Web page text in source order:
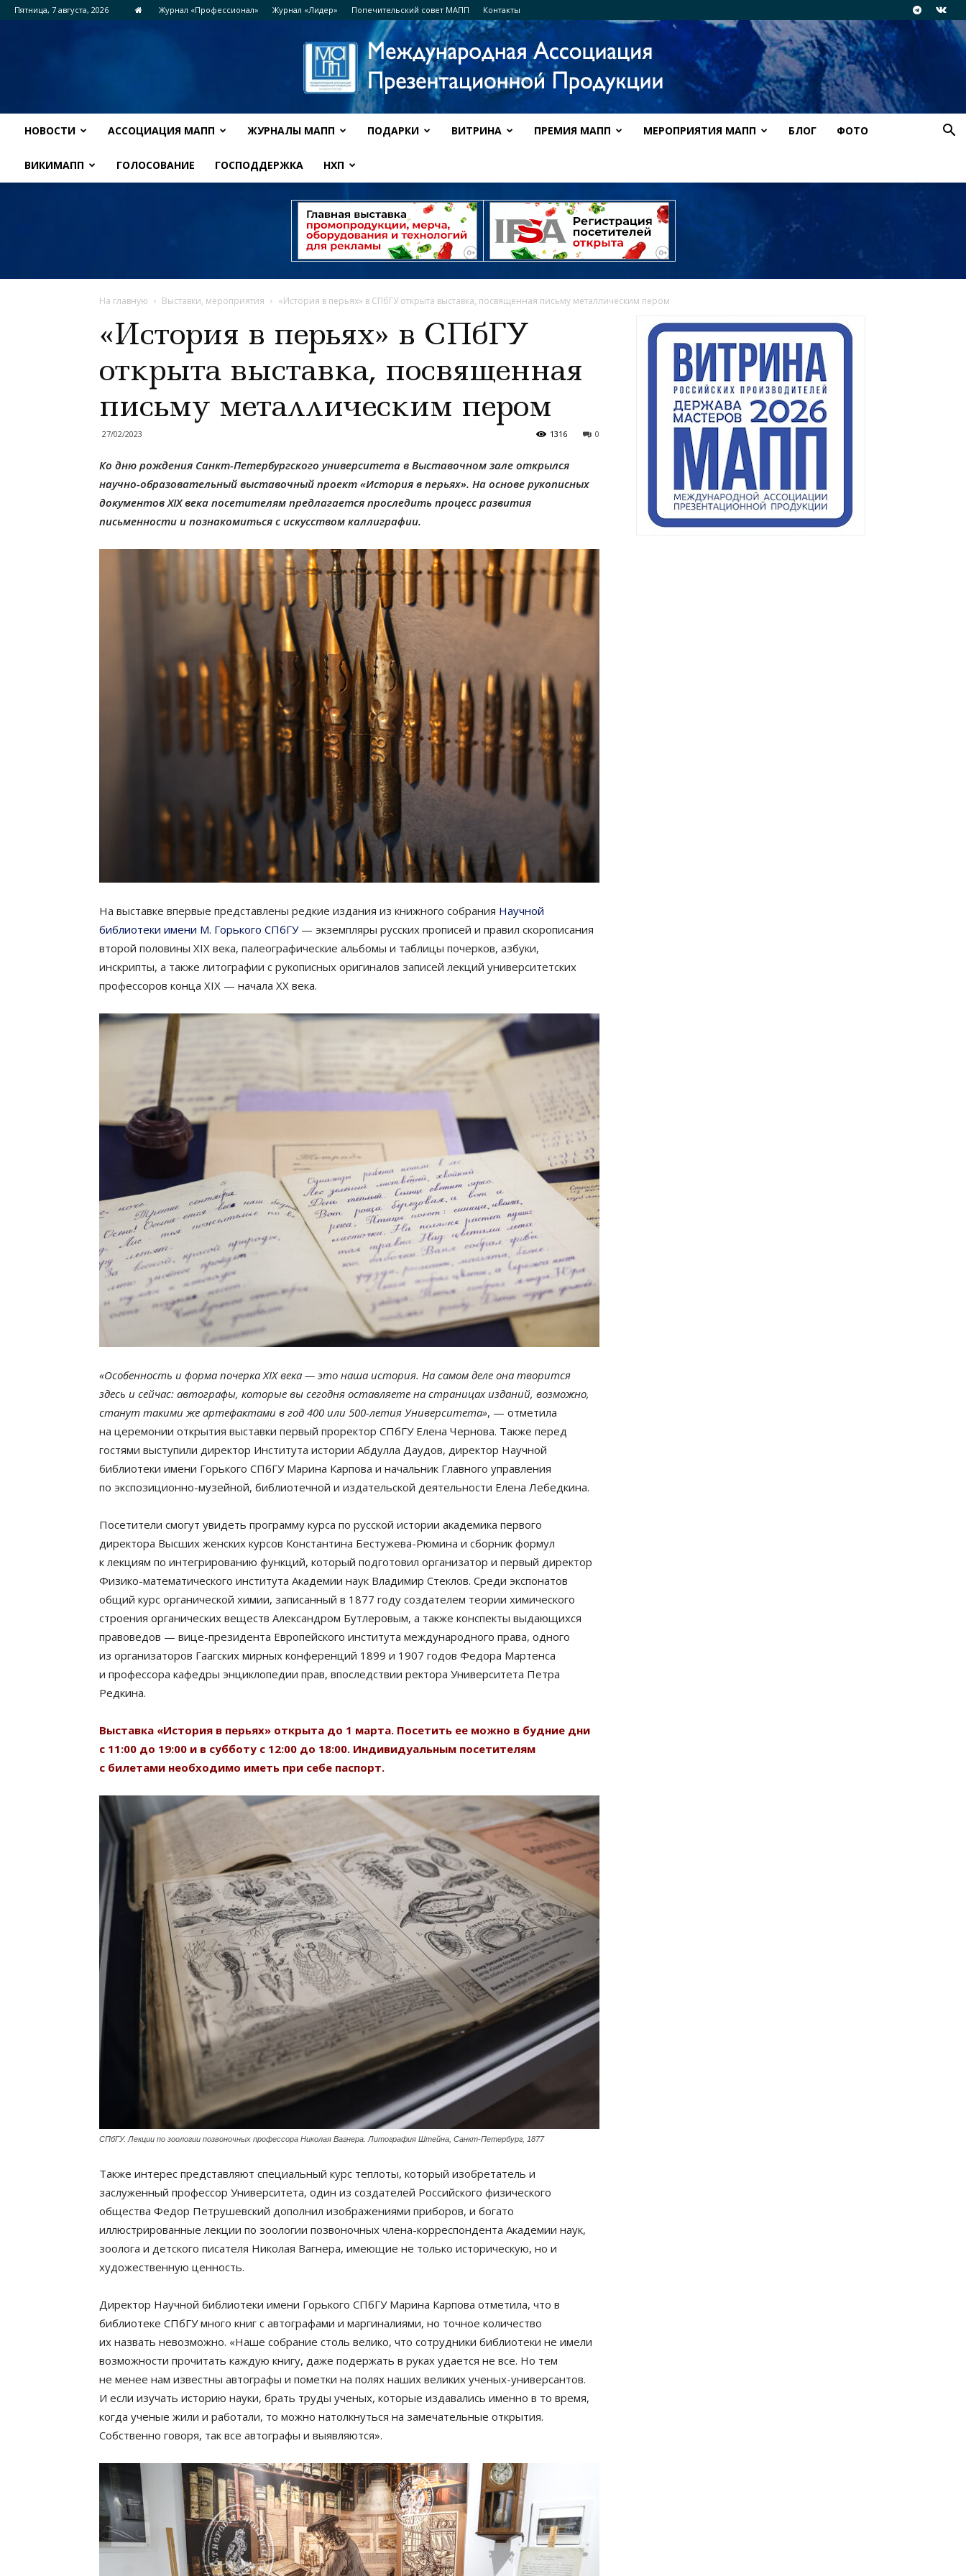
Пятница, 7 августа, 2026 Журнал «Профессионал» Журнал «Лидер» Попечительский совет МАПП Контакты
НОВОСТИ АССОЦИАЦИЯ МАПП ЖУРНАЛЫ МАПП ПОДАРКИ ВИТРИНА ПРЕМИЯ МАПП МЕРОПРИЯТИЯ МАПП БЛОГ ФОТО
ВИКИМАПП ГОЛОСОВАНИЕ ГОСПОДДЕРЖКА НХП
На главную Выставки, мероприятия «История в перьях» в СПбГУ открыта выставка, посвященная письму металлическим пером
«История в перьях» в СПбГУ
открыта выставка, посвященная
письму металлическим пером
27/02/2023 0
1316
Ко дню рождения Санкт-Петербургского университета в Выставочном зале открылся
научно-образовательный выставочный проект «История в перьях». На основе рукописных
документов XIX века посетителям предлагается проследить процесс развития
письменности и познакомиться с искусством каллиграфии.
На выставке впервые представлены редкие издания из книжного собрания Научной
библиотеки имени М. Горького СПбГУ— экземпляры русских прописей и правил скорописания
второй половины XIX века, палеографические альбомы и таблицы почерков, азбуки,
инскрипты, а также литографии с рукописных оригиналов записей лекций университетских
профессоров конца XIX — начала XX века.
«Особенность и форма почерка XIX века — это наша история. На самом деле она творится
здесь и сейчас: автографы, которые вы сегодня оставляете на страницах изданий, возможно,
станут такими же артефактами в год 400 или 500-летия Университета», — отметила
на церемонии открытия выставки первый проректор СПбГУ Елена Чернова. Также перед
гостями выступили директор Института истории Абдулла Даудов, директор Научной
библиотеки имени Горького СПбГУ Марина Карпова и начальник Главного управления
по экспозиционно-музейной, библиотечной и издательской деятельности Елена Лебедкина.
Посетители смогут увидеть программу курса по русской истории академика первого
директора Высших женских курсов Константина Бестужева-Рюмина и сборник формул
к лекциям по интегрированию функций, который подготовил организатор и первый директор
Физико-математического института Академии наук Владимир Стеклов. Среди экспонатов
общий курс органической химии, записанный в 1877 году создателем теории химического
строения органических веществ Александром Бутлеровым, а также конспекты выдающихся
правоведов — вице-президента Европейского института международного права, одного
из организаторов Гаагских мирных конференций 1899 и 1907 годов Федора Мартенса
и профессора кафедры энциклопедии прав, впоследствии ректора Университета Петра
Редкина.
Выставка «История в перьях» открыта до 1 марта. Посетить ее можно в будние дни
с 11:00 до 19:00 и в субботу с 12:00 до 18:00. Индивидуальным посетителям
с билетами необходимо иметь при себе паспорт.
СПбГУ. Лекции по зоологии позвоночных профессора Николая Вагнера. Литография Штейна, Санкт-Петербург, 1877
Также интерес представляют специальный курс теплоты, который изобретатель и
заслуженный профессор Университета, один из создателей Российского физического
общества Федор Петрушевский дополнил изображениями приборов, и богато
иллюстрированные лекции по зоологии позвоночных члена-корреспондента Академии наук,
зоолога и детского писателя Николая Вагнера, имеющие не только историческую, но и
художественную ценность.
Директор Научной библиотеки имени Горького СПбГУ Марина Карпова отметила, что в
библиотеке СПбГУ много книг с автографами и маргиналиями, но точное количество
их назвать невозможно. «Наше собрание столь велико, что сотрудники библиотеки не имели
возможности прочитать каждую книгу, даже подержать в руках удается не все. Но тем
не менее нам известны автографы и пометки на полях наших великих ученых-универсантов.
И если изучать историю науки, брать труды ученых, которые издавались именно в то время,
когда ученые жили и работали, то можно натолкнуться на замечательные открытия.
Собственно говоря, так все автографы и выявляются».